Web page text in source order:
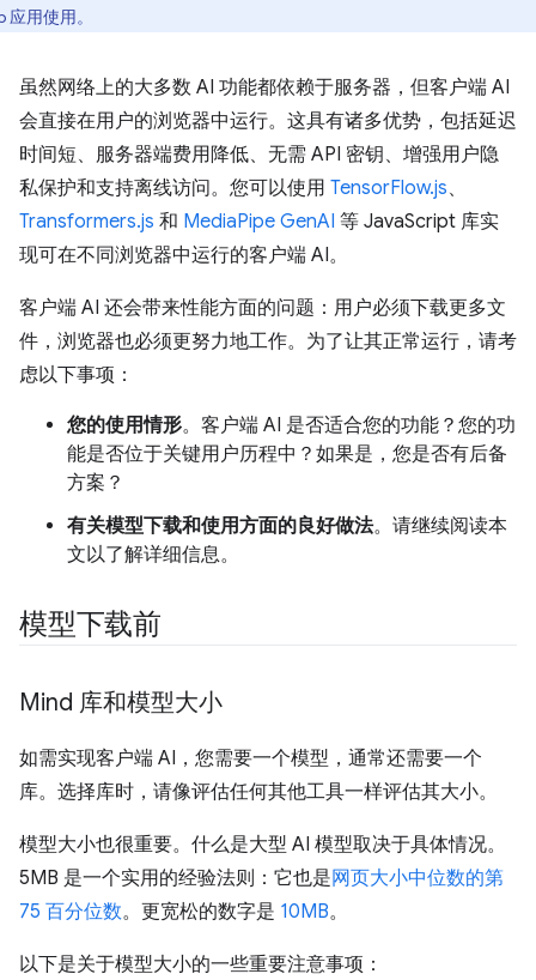
应用使用。
虽然网络上的大多数 AI 功能都依赖于服务器，但客户端 AI
会直接在用户的浏览器中运行。这具有诸多优势，包括延迟
时间短、服务器端费用降低、无需 API 密钥、增强用户隐
私保护和支持离线访问。您可以使用 TensorFlow.js、
Transformers.js 和 MediaPipe GenAI 等 JavaScript 库实
现可在不同浏览器中运行的客户端 AI。
客户端 AI 还会带来性能方面的问题：用户必须下载更多文
件，浏览器也必须更努力地工作。为了让其正常运行，请考
虑以下事项：
您的使用情形。客户端 AI 是否适合您的功能？您的功
能是否位于关键用户历程中？如果是，您是否有后备
方案？
有关模型下载和使用方面的良好做法。请继续阅读本
文以了解详细信息。
模型下载前
Mind 库和模型大小
如需实现客户端 AI，您需要一个模型，通常还需要一个
库。选择库时，请像评估任何其他工具一样评估其大小。
模型大小也很重要。什么是大型 AI 模型取决于具体情况。
5MB 是一个实用的经验法则：它也是网页大小中位数的第
75 百分位数。更宽松的数字是 10MB。
以下是关于模型大小的一些重要注意事项：